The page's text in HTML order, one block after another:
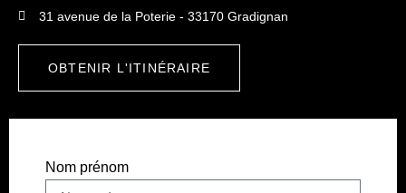
31 avenue de la Poterie - 33170 Gradignan
OBTENIR L'ITINÉRAIRE
Nom prénom